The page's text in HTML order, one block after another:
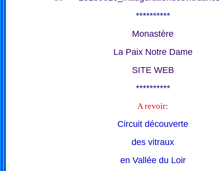
**********
Monastère
La Paix Notre Dame
SITE WEB
**********
A revoir:
Circuit découverte
des vitraux
en Vallée du Loir